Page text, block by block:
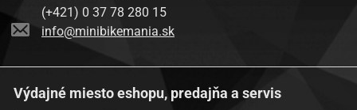
(+421) 0 37 78 280 15
info@minibikemania.sk
Výdajné miesto eshopu, predajňa a servis